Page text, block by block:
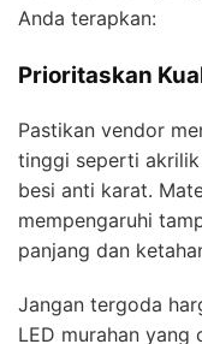
Anda terapkan:
Prioritaskan
Pastikan vendor
tinggi seperti akrilik
besi anti karat.
mempengaruhi
panjang dan
Jangan tergoda
LED murahan yang